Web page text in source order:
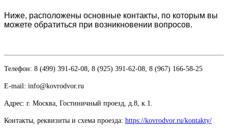
Ниже, расположены основные контакты, по которым вы
можете обратиться при возникновении вопросов.
Телефон: 8 (499) 391-62-08, 8 (925) 391-62-08, 8 (967) 166-58-25
E-mail: info@kovrodvor.ru
Адрес: г. Москва, Гостиничный проезд, д.8, к.1.
Контакты, реквизиты и схема проезда: https://kovrodvor.ru/kontakty/